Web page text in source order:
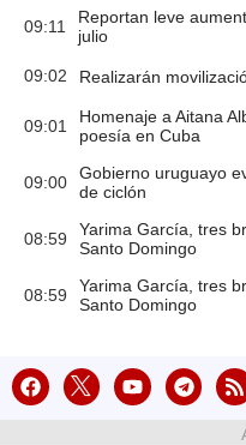
09:11
Reportan leve
julio
09:02 Realizarán
09:01
Homenaje a Aitana
poesía en Cuba
09:00
Gobierno uruguayo
de ciclón
08:59
Yarima García, tres
Santo Domingo
08:59
Yarima García, tres
Santo Domingo